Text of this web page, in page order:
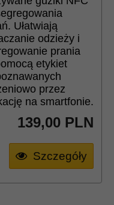
Ułatwiają
odzieży i
prania
etykiet
przez
na smartfonie.
139,00 PLN
Szczegóły